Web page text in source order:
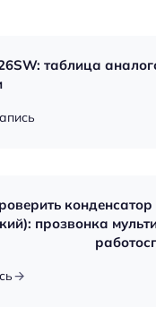
таблица
конденсатор
прозвонка